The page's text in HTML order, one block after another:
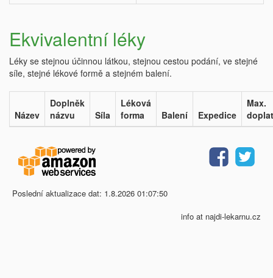
Ekvivalentní léky
Léky se stejnou účinnou látkou, stejnou cestou podání, ve stejné
síle, stejné lékové formě a stejném balení.
Název
Doplněk
názvu
Síla
Léková
forma
Balení Expedice
Max.
Poslední aktualizace dat: 1.8.2026 01:07:50
info at najdi-lekarnu.cz